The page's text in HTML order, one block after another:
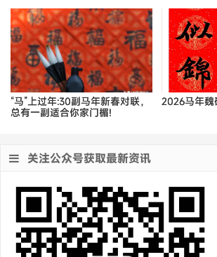
“马”上过年:30副马年新春对联，
总有一副适合你家门楣!
2026马年魏
关注公众号获取最新资讯